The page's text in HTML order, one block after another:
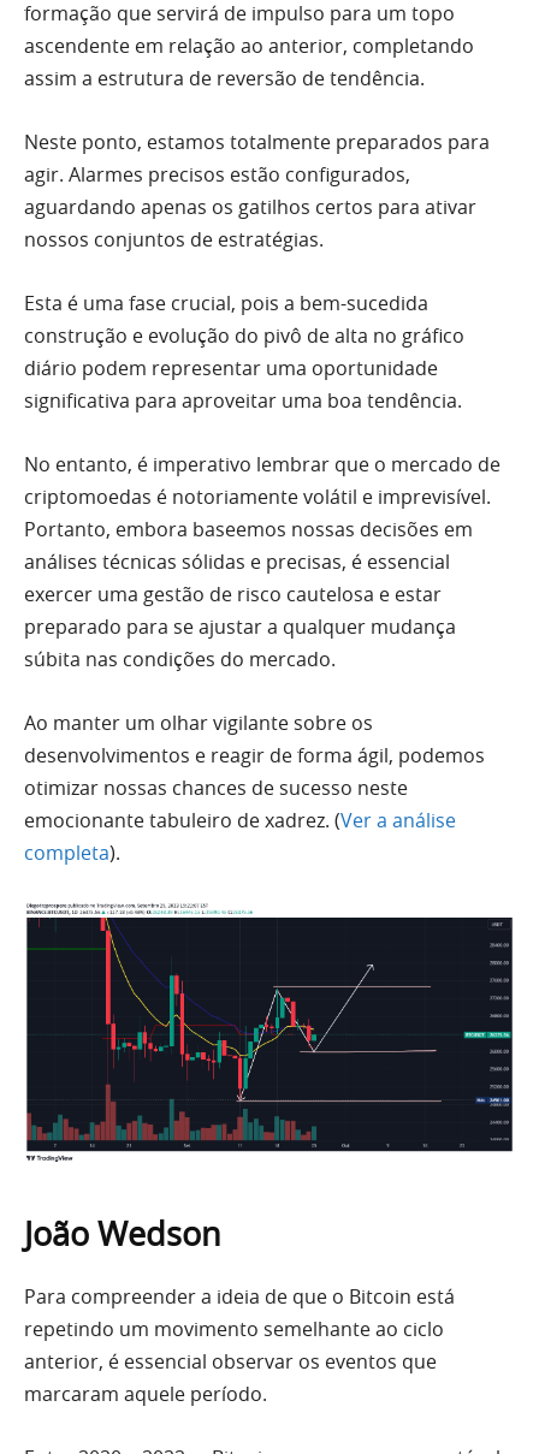
formação que servirá de impulso para um topo
ascendente em relação ao anterior, completando
assim a estrutura de reversão de tendência.
Neste ponto, estamos totalmente preparados para
agir. Alarmes precisos estão configurados,
aguardando apenas os gatilhos certos para ativar
nossos conjuntos de estratégias.
Esta é uma fase crucial, pois a bem-sucedida
construção e evolução do pivô de alta no gráfico
diário podem representar uma oportunidade
significativa para aproveitar uma boa tendência.
No entanto, é imperativo lembrar que o mercado de
criptomoedas é notoriamente volátil e imprevisível.
Portanto, embora baseemos nossas decisões em
análises técnicas sólidas e precisas, é essencial
exercer uma gestão de risco cautelosa e estar
preparado para se ajustar a qualquer mudança
súbita nas condições do mercado.
Ao manter um olhar vigilante sobre os
desenvolvimentos e reagir de forma ágil, podemos
otimizar nossas chances de sucesso neste
emocionante tabuleiro de xadrez. (Ver a análise
completa).
João Wedson
Para compreender a ideia de que o Bitcoin está
repetindo um movimento semelhante ao ciclo
anterior, é essencial observar os eventos que
marcaram aquele período.